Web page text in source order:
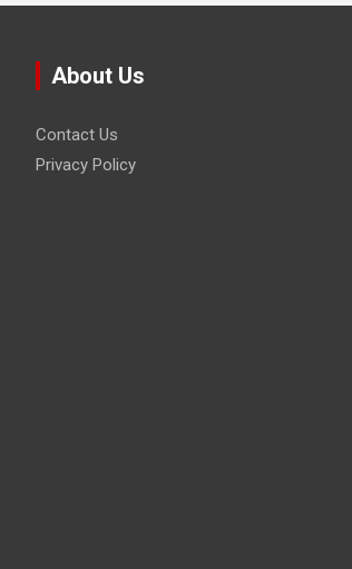
About Us
Contact Us
Privacy Policy